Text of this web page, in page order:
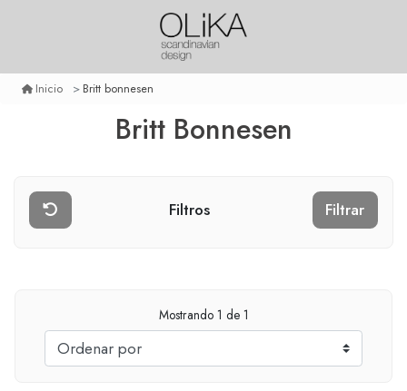
Inicio Britt bonnesen
Britt Bonnesen
Filtros Filtrar
Mostrando 1 de 1